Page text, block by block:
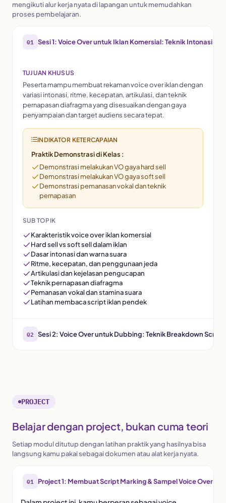
mengikuti alur kerja nyata di lapangan untuk memudahkan
proses pembelajaran.
01 Sesi 1: Voice Over untuk Iklan Komersial: Teknik Intonasi &
TUJUAN KHUSUS
Peserta mampu membuat rekaman voice over iklan dengan
variasi intonasi, ritme, kecepatan, artikulasi, dan teknik
pernapasan diafragma yang disesuaikan dengan gaya
penyampaian dan target audiens secara tepat.
INDIKATOR KETERCAPAIAN
Praktik Demonstrasi di Kelas :
Demonstrasi melakukan VO gaya hard sell
Demonstrasi melakukan VO gaya soft sell
Demonstrasi pemanasan vokal dan teknik
pernapasan
SUB TOPIK
Karakteristik voice over iklan komersial
Hard sell vs soft sell dalam iklan
Dasar intonasi dan warna suara
Ritme, kecepatan, dan penggunaan jeda
Artikulasi dan kejelasan pengucapan
Teknik pernapasan diafragma
Pemanasan vokal dan stamina suara
Latihan membaca script iklan pendek
02 Sesi 2: Voice Over untuk Dubbing: Teknik Breakdown Script
PROJECT
Belajar dengan project, bukan cuma teori
Setiap modul ditutup dengan latihan praktik yang hasilnya bisa
langsung kamu pakai sebagai dokumen atau alat kerja nyata.
01 Project 1: Membuat Script Marking & Sampel Voice Over